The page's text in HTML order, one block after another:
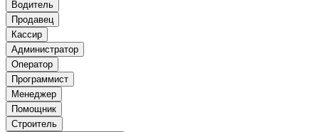
Водитель
Продавец
Кассир
Администратор
Оператор
Программист
Менеджер
Помощник
Строитель